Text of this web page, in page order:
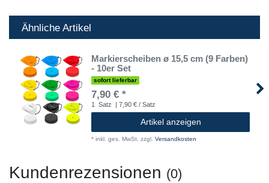
Ähnliche Artikel
Markierscheiben ø 15,5 cm (9 Farben)
- 10er Set
sofort lieferbar
7,90 € *
1 Satz | 7,90 € / Satz
Artikel anzeigen
* inkl. ges. MwSt. zzgl. Versandkosten
Kundenrezensionen (0)